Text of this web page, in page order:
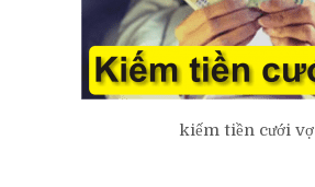
kiếm tiền cưới vợ